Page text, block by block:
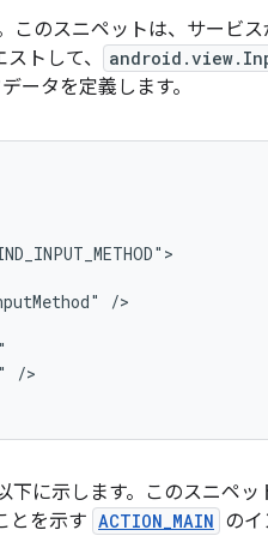
このスニペットは、サービ
トして、
ータを定義します。
/>
に示します。このスニペッ
とを示す ACTION_MAIN の